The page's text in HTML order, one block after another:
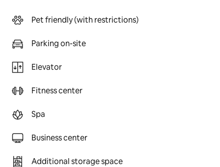
Pet friendly (with restrictions)
Parking on-site
Elevator
Fitness center
Spa
Business center
Additional storage space